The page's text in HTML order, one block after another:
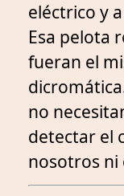
eléctrico y
Esa pelota
fueran el
no
detectar el
nosotros ni